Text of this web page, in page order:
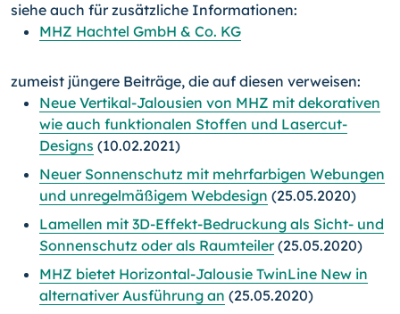
siehe auch für zusätzliche Informationen:
MHZ Hachtel GmbH & Co. KG
zumeist jüngere Beiträge, die auf diesen verweisen:
Neue Vertikal-Jalousien von MHZ mit dekorativen
wie auch funktionalen Stoffen und Lasercut-
Designs (10.02.2021)
Neuer Sonnenschutz mit mehrfarbigen Webungen
und unregelmäßigem Webdesign (25.05.2020)
Lamellen mit 3D-Effekt-Bedruckung als Sicht- und
Sonnenschutz oder als Raumteiler(25.05.2020)
MHZ bietet Horizontal-Jalousie TwinLine New in
alternativer Ausführung an (25.05.2020)